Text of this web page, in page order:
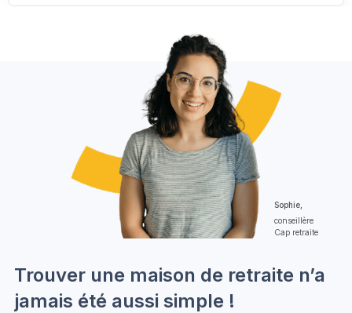
Sophie,
conseillère
Cap retraite
Trouver une maison de retraite n’a
jamais été aussi simple !